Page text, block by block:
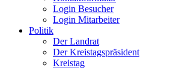
Login Besucher
Login Mitarbeiter
Politik
Der Landrat
Der Kreistagspräsident
Kreistag